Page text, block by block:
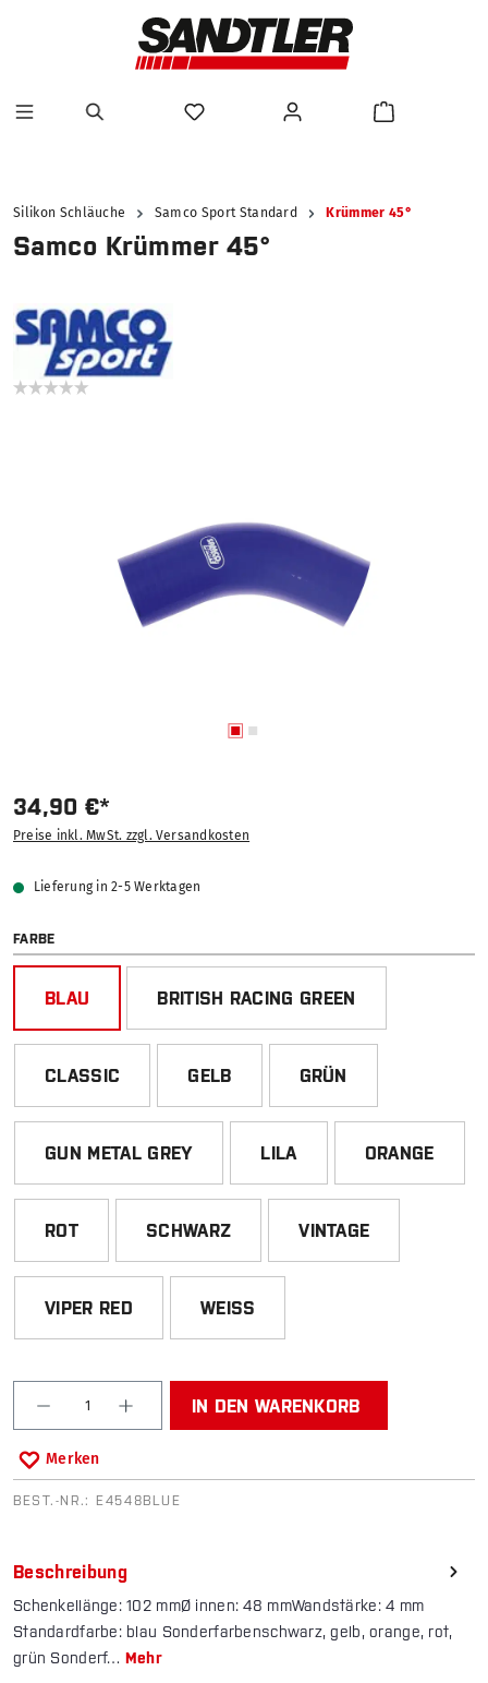
Silikon Schläuche Samco Sport Standard Krümmer 45°
Samco Krümmer 45°
34,90 €*
Preise inkl. MwSt. zzgl. Versandkosten
Lieferung in 2-5 Werktagen
FARBEAUSWÄHLEN
BLAU BRITISH RACING GREEN
CLASSIC GELB GRÜN
GUN METAL GREY LILA ORANGE
ROT SCHWARZ VINTAGE
VIPER RED WEISS
Produkt Anzahl: Gib den gewünschten Wert ein
IN DEN WARENKORB
Merken
BEST.-NR.: E4548BLUE
Beschreibung
Schenkellänge: 102 mmØ innen: 48 mmWandstärke: 4 mm
Standardfarbe: blau Sonderfarbenschwarz, gelb, orange, rot,
grün Sonderf… Mehr